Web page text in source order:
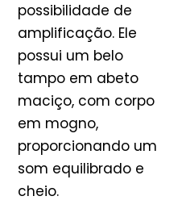
possibilidade de
amplificação. Ele
possui um belo
tampo em abeto
maciço, com corpo
em mogno,
proporcionando um
som equilibrado e
cheio.